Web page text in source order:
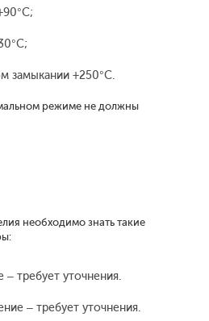
замыкании +250°С.
режиме не должны
необходимо знать такие
– требует уточнения.
– требует уточнения.